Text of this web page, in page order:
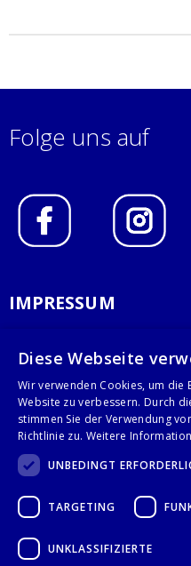
Folge uns auf
IMPRESSUM
AGB
KONTAKT
Stalgast GmbH
28359 Bremen
+49 421 408844-0
Diese Webseite
Wir verwenden Cookies, um
Website zu verbessern. Durch
stimmen Sie der Verwendung
Richtlinie zu. Weitere
UNBEDINGT
TARGETING
UNKLASSIFIZIERTE